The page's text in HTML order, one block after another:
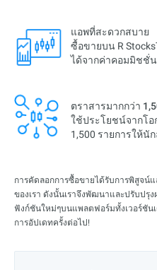
แอพที่สะดวกสบาย
ซื้อขายบน R
ได้จากค่าคอมมิชชั่น
ตราสารมากกว่า
ใช้ประโยชน์จากโ
1,500 รายการให้นั
การคัดลอกการซื้อขายได้รับการพิสูจน์
ของเรา ดังนั้นเราจึงพัฒนาและปรับปรุ
ฟังก์ชันใหม่ๆบนแพลตฟอร์มทั้งเวอร์ชัน
การอัปเดทครั้งต่อไป!